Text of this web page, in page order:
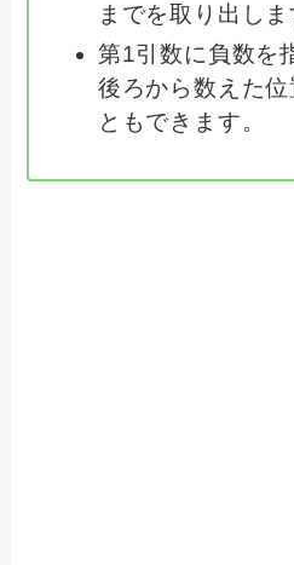
までを取り出しま
第1引数に負数を
後ろから数えた位
ともできます。